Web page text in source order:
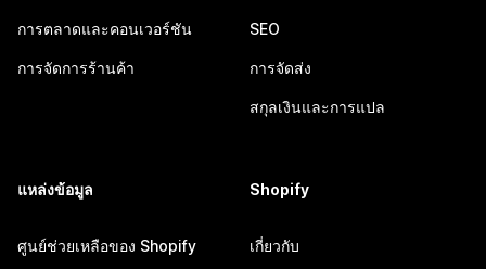
การตลาดและคอนเวอร์ชัน
การจัดการร้านค้า
SEO
การจัดส่ง
สกุลเงินและการแปล
แหล่งข้อมูล
ศูนย์ช่วยเหลือของ Shopify
Shopify
เกี่ยวกับ